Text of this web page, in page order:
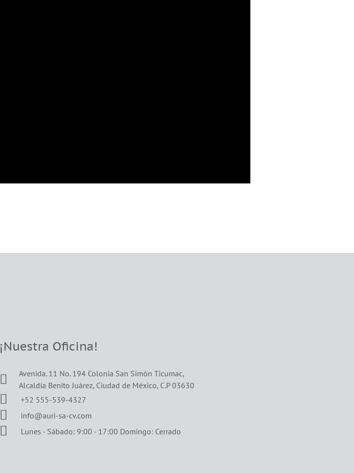
¡Nuestra Oficina!
Avenida. 11 No. 194 Colonia San Simón Ticumac,
Alcaldía Benito Juárez, Ciudad de México, C.P 03630
+52 555-539-4327
info@auri-sa-cv.com
Lunes - Sábado: 9:00 - 17:00 Domingo: Cerrado